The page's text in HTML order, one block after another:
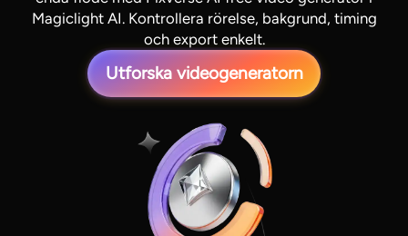
Magiclight AI. Kontrollera rörelse, bakgrund, timing
och export enkelt.
Utforska videogeneratorn